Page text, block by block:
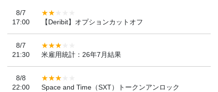
8/7
17:00
【Deribit】オプションカットオフ
8/7
21:30
米雇用統計：26年7月結果
8/8
22:00
Space and Time（SXT）トークンアンロック